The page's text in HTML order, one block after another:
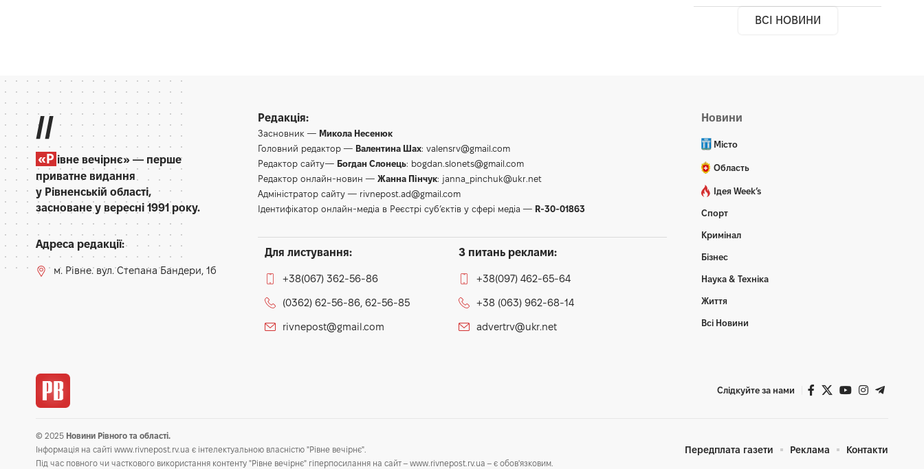
ВСІ НОВИНИ
//
«Р івне вечірнє» — перше
приватне видання
у Рівненській області,
засноване у вересні 1991 року.
Адреса редакції:
м. Рівне. вул. Степана Бандери, 1б
Редакція:
Засновник — Микола Несенюк
Головний редактор — Валентина Шах: valensrv@gmail.com
Редактор сайту— Богдан Слонець: bogdan.slonets@gmail.com
Редактор онлайн-новин — Жанна Пінчук: janna_pinchuk@ukr.net
Адміністратор сайту — rivnepost.ad@gmail.com
Ідентифікатор онлайн-медіа в Реєстрі суб’єктів у сфері медіа — R-30-01863
Для листування:
+38(067) 362-56-86
(0362) 62-56-86, 62-56-85
rivnepost@gmail.com
З питань реклами:
+38(097) 462-65-64
+38 (063) 962-68-14
advertrv@ukr.net
Новини
Місто
Область
Ідея Week’s
Спорт
Кримінал
Бізнес
Наука & Техніка
Життя
Всі Новини
Слідкуйте за нами
© 2025 Новини Рівного та області.
Інформація на сайті www.rivnepost.rv.ua є інтелектуальною власністю "Рівне вечірнє".
Під час повного чи часткового використання контенту "Рівне вечірнє" гіперпосилання на сайт – www.rivnepost.rv.ua – є обов'язковим.
Передплата газети Реклама Контакти